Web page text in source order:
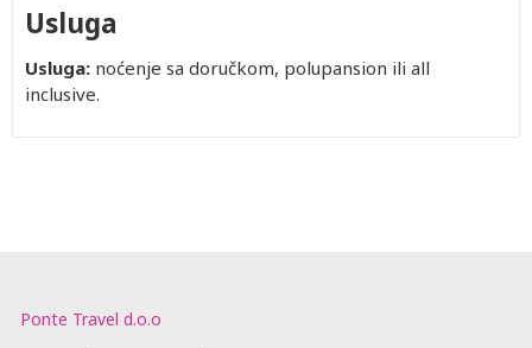
Usluga
Usluga: noćenje sa doručkom, polupansion ili all
inclusive.
Ponte Travel d.o.o